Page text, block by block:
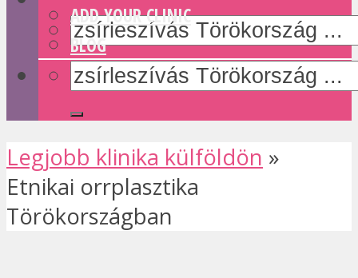
ADD YOUR CLINIC
BLOG
Legjobb klinika külföldön »
Etnikai orrplasztika
Törökországban